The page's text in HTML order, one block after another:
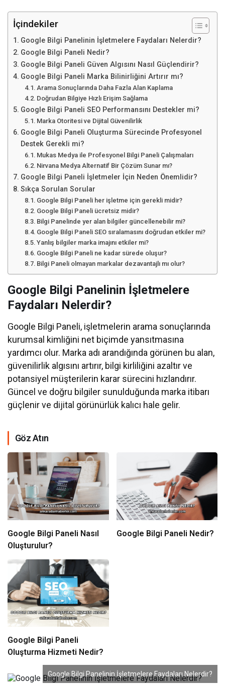
İçindekiler
Google Bilgi Panelinin İşletmelere Faydaları Nelerdir?
Google Bilgi Paneli Nedir?
Google Bilgi Paneli Güven Algısını Nasıl Güçlendirir?
Google Bilgi Paneli Marka Bilinirliğini Artırır mı?
Arama Sonuçlarında Daha Fazla Alan Kaplama
Doğrudan Bilgiye Hızlı Erişim Sağlama
Google Bilgi Paneli SEO Performansını Destekler mi?
Marka Otoritesi ve Dijital Güvenilirlik
Google Bilgi Paneli Oluşturma Sürecinde Profesyonel
Destek Gerekli mi?
Mukas Medya ile Profesyonel Bilgi Paneli Çalışmaları
Nirvana Medya Alternatif Bir Çözüm Sunar mı?
Google Bilgi Paneli İşletmeler İçin Neden Önemlidir?
Sıkça Sorulan Sorular
Google Bilgi Paneli her işletme için gerekli midir?
Google Bilgi Paneli ücretsiz midir?
Bilgi Panelinde yer alan bilgiler güncellenebilir mi?
Google Bilgi Paneli SEO sıralamasını doğrudan etkiler mi?
Yanlış bilgiler marka imajını etkiler mi?
Google Bilgi Paneli ne kadar sürede oluşur?
Bilgi Paneli olmayan markalar dezavantajlı mı olur?
Google Bilgi Panelinin İşletmelere
Faydaları Nelerdir?
Google Bilgi Paneli, işletmelerin arama sonuçlarında
kurumsal kimliğini net biçimde yansıtmasına
yardımcı olur. Marka adı arandığında görünen bu alan,
güvenilirlik algısını artırır, bilgi kirliliğini azaltır ve
potansiyel müşterilerin karar sürecini hızlandırır.
Güncel ve doğru bilgiler sunulduğunda marka itibarı
güçlenir ve dijital görünürlük kalıcı hale gelir.
Göz Atın
Google Bilgi Paneli Nasıl
Oluşturulur?
Google Bilgi Paneli Nedir?
Google Bilgi Paneli
Oluşturma Hizmeti Nedir?
Google Bilgi Panelinin İşletmelere Faydaları Nelerdir?